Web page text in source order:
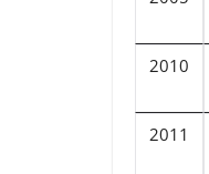
2010
2011